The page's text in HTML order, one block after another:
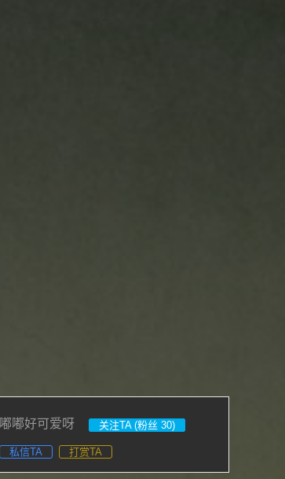
嘟嘟好可爱呀 关注TA (粉丝 30)
私信TA 打赏TA